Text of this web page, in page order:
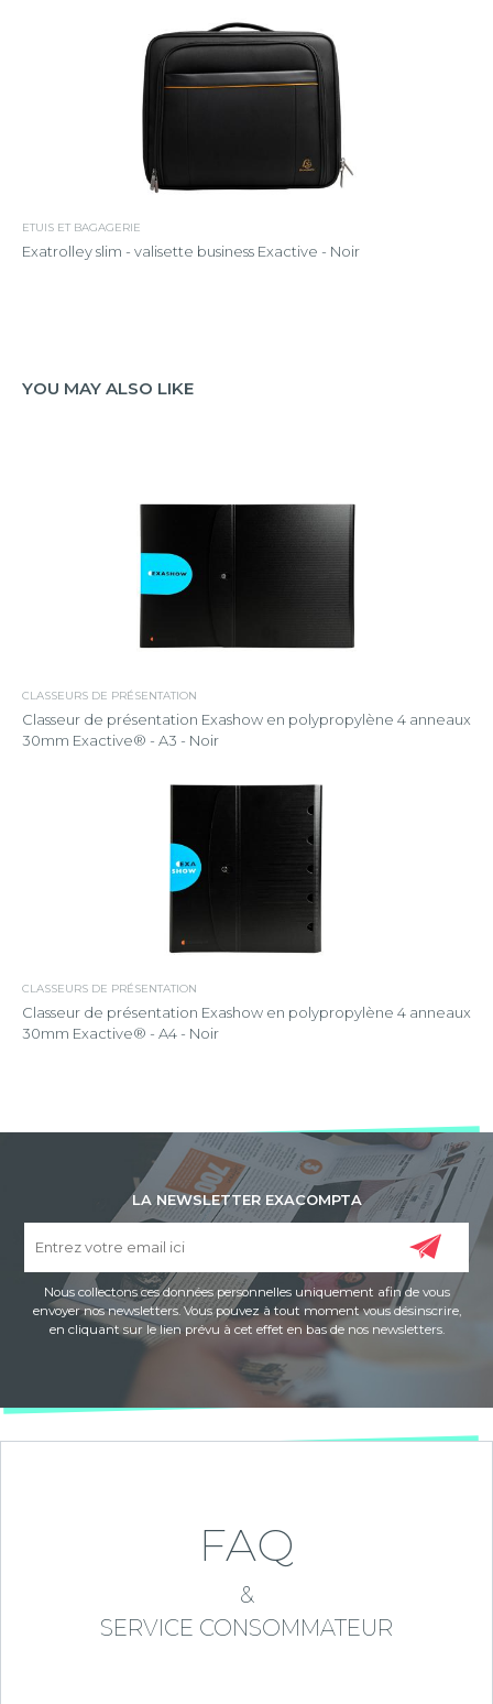
ETUIS ET BAGAGERIE
Exatrolley slim - valisette business Exactive - Noir
YOU MAY ALSO LIKE
CLASSEURS DE PRÉSENTATION
Classeur de présentation Exashow en polypropylène 4 anneaux
30mm Exactive® - A3 - Noir
CLASSEURS DE PRÉSENTATION
Classeur de présentation Exashow en polypropylène 4 anneaux
30mm Exactive® - A4 - Noir
LA NEWSLETTER EXACOMPTA
Nous collectons ces données personnelles uniquement afin de vous
envoyer nos newsletters. Vous pouvez à tout moment vous désinscrire,
en cliquant sur le lien prévu à cet effet en bas de nos newsletters.
FAQ
&
SERVICE CONSOMMATEUR